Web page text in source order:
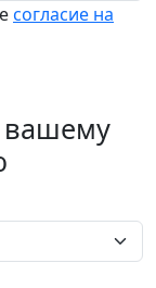
согласие на
вашему